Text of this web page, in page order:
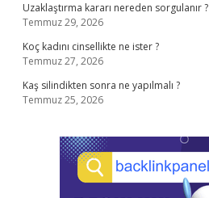
Uzaklaştırma kararı nereden sorgulanır ?
Temmuz 29, 2026
Koç kadını cinsellikte ne ister ?
Temmuz 27, 2026
Kaş silindikten sonra ne yapılmalı ?
Temmuz 25, 2026